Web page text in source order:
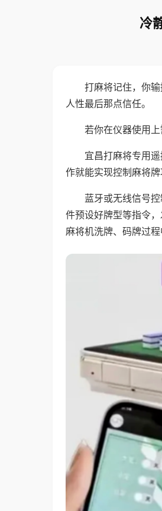
冷
打麻将记住，你
人性最后那点信任。
若你在仪器使用
宜昌打麻将专用
作就能实现控制麻将牌
蓝牙或无线信号
件预设好牌型等指令
麻将机洗牌、码牌过程